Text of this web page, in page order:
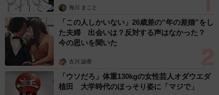
海川 まこと
「この人しかいない」26歳差の“年の差婚”をし
た夫婦 出会いは？反対する声はなかった？
今の思いを聞いた
古川 諭香
「ウソだろ」体重130kgの女性芸人オダウエダ
植田 大学時代のほっそり姿に「マジで」